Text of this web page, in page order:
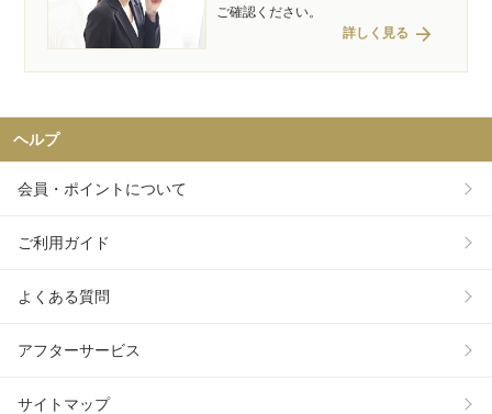
ご確認ください。
詳しく見る arrow_forward
ヘルプ
会員・ポイントについて
ご利用ガイド
よくある質問
アフターサービス
サイトマップ